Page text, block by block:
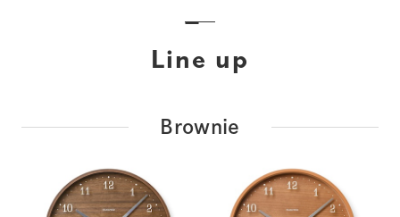
Line up
Brownie